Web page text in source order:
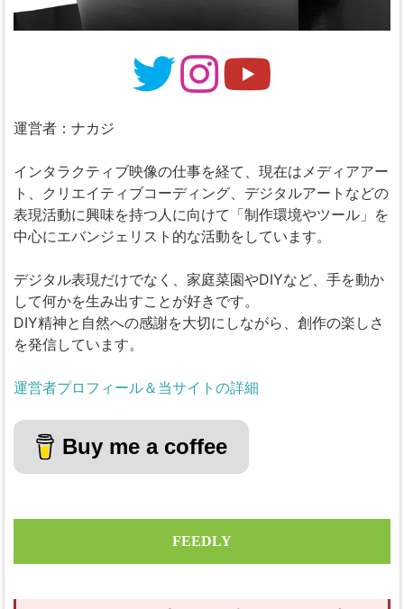
運営者：ナカジ
インタラクティブ映像の仕事を経て、現在はメディアアー
ト、クリエイティブコーディング、デジタルアートなどの
表現活動に興味を持つ人に向けて「制作環境やツール」を
中心にエバンジェリスト的な活動をしています。
デジタル表現だけでなく、家庭菜園やDIYなど、手を動か
して何かを生み出すことが好きです。
DIY精神と自然への感謝を大切にしながら、創作の楽しさ
を発信しています。
運営者プロフィール＆当サイトの詳細
Buy me a coffee
FEEDLY